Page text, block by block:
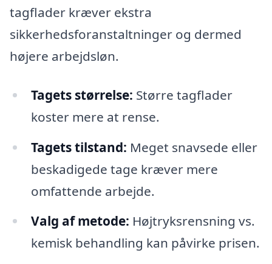
tagflader kræver ekstra
sikkerhedsforanstaltninger og dermed
højere arbejdsløn.
Tagets størrelse: Større tagflader
koster mere at rense.
Tagets tilstand: Meget snavsede eller
beskadigede tage kræver mere
omfattende arbejde.
Valg af metode: Højtryksrensning vs.
kemisk behandling kan påvirke prisen.